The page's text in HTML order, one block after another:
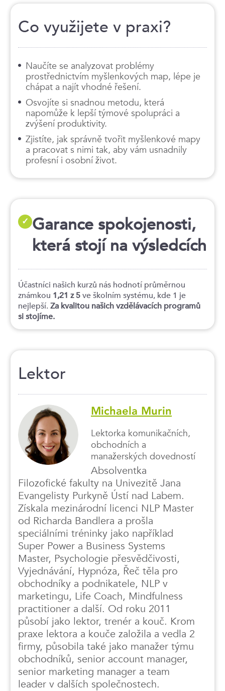
Co využijete v praxi?
Naučíte se analyzovat problémy
prostřednictvím myšlenkových map, lépe je
chápat a najít vhodné řešení.
Osvojíte si snadnou metodu, která
napomůže k lepší týmové spolupráci a
zvýšení produktivity.
Zjistíte, jak správně tvořit myšlenkové mapy
a pracovat s nimi tak, aby vám usnadnily
profesní i osobní život.
✓ Garance spokojenosti,
která stojí na výsledcích
Účastníci našich kurzů nás hodnotí průměrnou
známkou 1,21 z 5ve školním systému, kde 1 je
nejlepší. Za kvalitou našich vzdělávacích programů
si stojíme.
Lektor
Michaela Murin
Lektorka komunikačních,
obchodních a
manažerských dovedností
Absolventka
Filozofické fakulty na Univezitě Jana
Evangelisty Purkyně Ústí nad Labem.
Získala mezinárodní licenci NLP Master
od Richarda Bandlera a prošla
speciálními tréninky jako například
Super Power a Business Systems
Master, Psychologie přesvědčivosti,
Vyjednávání, Hypnóza, Řeč těla pro
obchodníky a podnikatele, NLP v
marketingu, Life Coach, Mindfulness
practitioner a další. Od roku 2011
působí jako lektor, trenér a kouč. Krom
praxe lektora a kouče založila a vedla 2
firmy, působila také jako manažer týmu
obchodníků, senior account manager,
senior marketing manager a team
leader v dalších společnostech.